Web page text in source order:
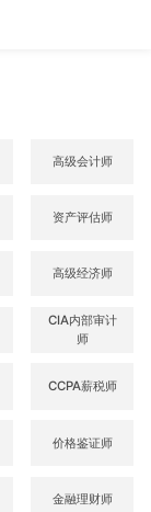
高级会计师
资产评估师
高级经济师
CIA内部审计
师
CCPA薪税师
价格鉴证师
金融理财师